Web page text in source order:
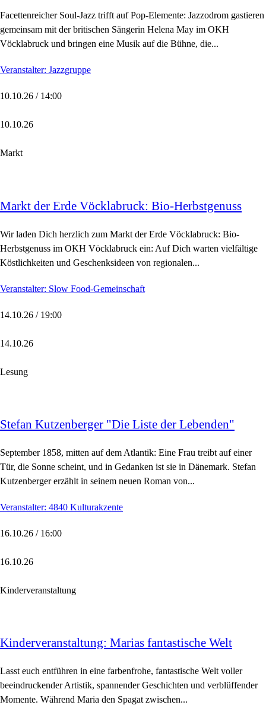
Facettenreicher Soul-Jazz trifft auf Pop-Elemente: Jazzodrom gastieren
gemeinsam mit der britischen Sängerin Helena May im OKH
Vöcklabruck und bringen eine Musik auf die Bühne, die...
Veranstalter: Jazzgruppe
10.10.26 / 14:00
10.10.26
Markt
Markt der Erde Vöcklabruck: Bio-Herbstgenuss
Wir laden Dich herzlich zum Markt der Erde Vöcklabruck: Bio-
Herbstgenuss im OKH Vöcklabruck ein: Auf Dich warten vielfältige
Köstlichkeiten und Geschenksideen von regionalen...
Veranstalter: Slow Food-Gemeinschaft
14.10.26 / 19:00
14.10.26
Lesung
Stefan Kutzenberger "Die Liste der Lebenden"
September 1858, mitten auf dem Atlantik: Eine Frau treibt auf einer
Tür, die Sonne scheint, und in Gedanken ist sie in Dänemark. Stefan
Kutzenberger erzählt in seinem neuen Roman von...
Veranstalter: 4840 Kulturakzente
16.10.26 / 16:00
16.10.26
Kinderveranstaltung
Kinderveranstaltung: Marias fantastische Welt
Lasst euch entführen in eine farbenfrohe, fantastische Welt voller
beeindruckender Artistik, spannender Geschichten und verblüffender
Momente. Während Maria den Spagat zwischen...